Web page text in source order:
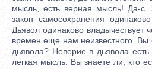
мысль, есть верная мысль! Да-с.
закон самосохранения
Дьявол одинаково владычествует
времен еще нам неизвестного. Вы
дьявола? Неверие в дьявола
легкая мысль. Вы знаете ли, кто